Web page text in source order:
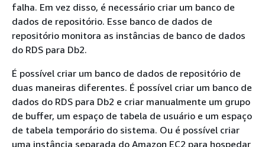
falha. Em vez disso, é necessário criar um banco de
dados de repositório. Esse banco de dados de
repositório monitora as instâncias de banco de dados
do RDS para Db2.
É possível criar um banco de dados de repositório de
duas maneiras diferentes. É possível criar um banco de
dados do RDS para Db2 e criar manualmente um grupo
de buffer, um espaço de tabela de usuário e um espaço
de tabela temporário do sistema. Ou é possível criar
uma instância separada do Amazon EC2 para hospedar